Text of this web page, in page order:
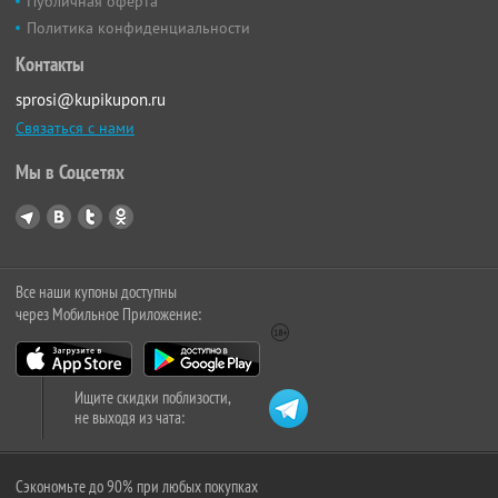
Политика конфиденциальности
Контакты
sprosi@kupikupon.ru
Связаться с нами
Мы в Соцсетях
Все наши купоны доступны
через Мобильное Приложение:
Ищите скидки поблизости,
не выходя из чата:
Сэкономьте до 90% при любых покупках